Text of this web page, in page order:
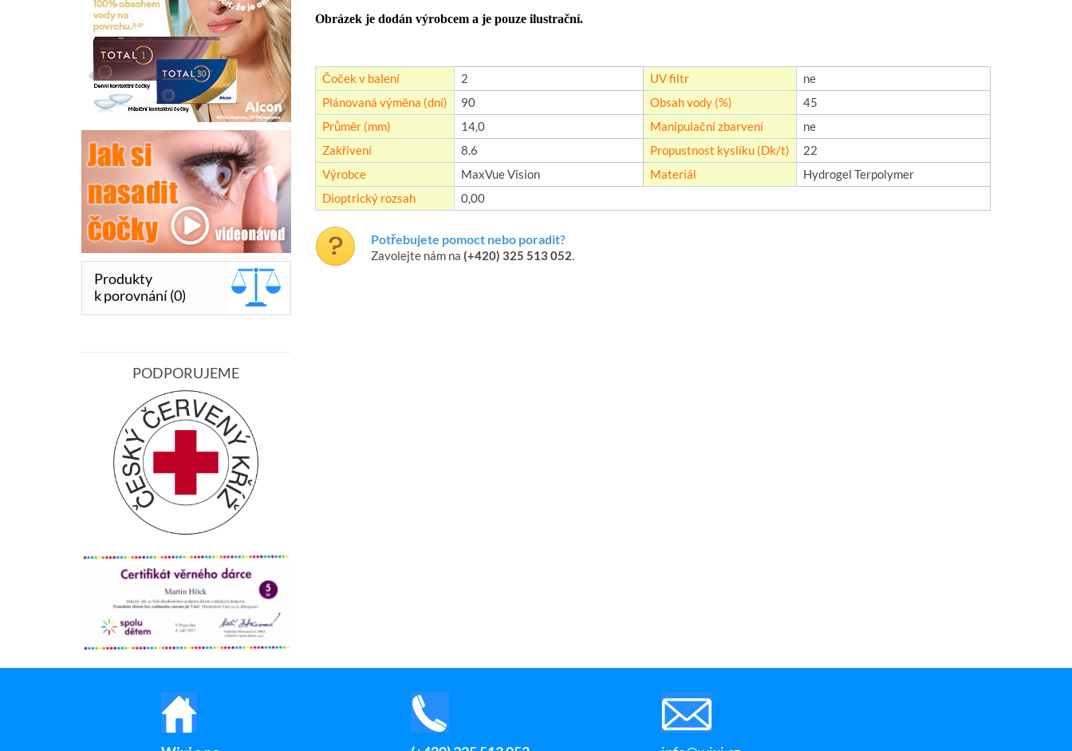
Obrázek je dodán výrobcem a je pouze ilustrační.
Čoček v balení 2 UV filtr
ne
Plánovaná výměna (dní)
90 Obsah vody (%)
45
Průměr (mm)
14,0 Manipulační zbarvení
ne
Zakřivení
8.6 Propustnost kyslíku (Dk/t)
22
Výrobce
MaxVue Vision Materiál
Hydrogel Terpolymer
Dioptrický rozsah
0,00
Potřebujete pomoct nebo poradit?
Zavolejte nám na (+420) 325 513 052.
Produkty
k porovnání (0)
PODPORUJEME